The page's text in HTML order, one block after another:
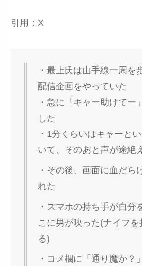
引用：X
・最上氏は山手線一周を
配信企画をやっていた
・急に「キャー助けてー
した
・1分くらいはキャーと
いて、そのあと声が途絶
・その後、画面に血だら
れた
・スマホの持ち手が自分
こに男が映った(ナイフを
る)
・コメ欄に「通り魔か？